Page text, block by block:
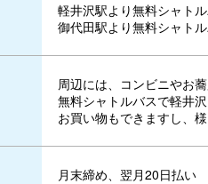
軽井沢駅より無料シャト
御代田駅より無料シャト
周辺には、コンビニやお
無料シャトルバスで軽井
お買い物もできますし、
月末締め、翌月20日払い